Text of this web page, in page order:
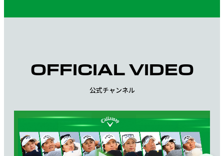
OFFICIAL VIDEO
公式チャンネル